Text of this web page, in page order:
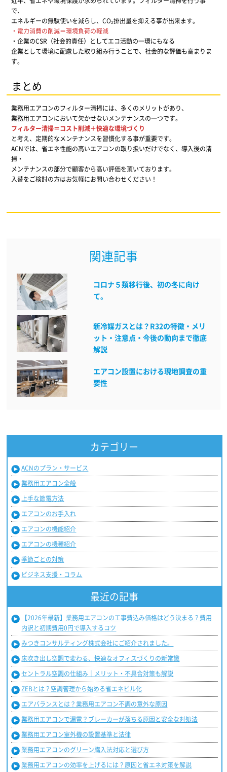
で、
エネルギーの無駄使いを減らし、CO₂排出量を抑える事が出来ます。
・電力消費の削減＝環境負荷の軽減
・企業のCSR（社会的責任）としてエコ活動の一環にもなる
企業として環境に配慮した取り組み行うことで、社会的な評価も高まりま
す。
まとめ
業務用エアコンのフィルター清掃には、多くのメリットがあり、
業務用エアコンにおいて欠かせないメンテナンスの一つです。
フィルター清掃＝コスト削減＋快適な環境づくり
と考え、定期的なメンテナンスを習慣化する事が重要です。
ACNでは、省エネ性能の高いエアコンの取り扱いだけでなく、導入後の清
掃・
メンテナンスの部分で顧客から高い評価を頂いております。
入替をご検討の方はお気軽にお問い合わせください！
関連記事
コロナ５類移行後、初の冬に向け
て。
新冷媒ガスとは？R32の特徴・メリ
ット・注意点・今後の動向まで徹底
解説
エアコン設置における現地調査の重
要性
カテゴリー
ACNのプラン・サービス
業務用エアコン全般
上手な節電方法
エアコンのお手入れ
エアコンの機能紹介
エアコンの機種紹介
季節ごとの対策
ビジネス支援・コラム
最近の記事
【2026年最新】業務用エアコンの工事費込み価格はどう決まる？費用
内訳と初期費用0円で導入するコツ
みつきコンサルティング株式会社にご紹介されました。
床吹き出し空調で変わる、快適なオフィスづくりの新常識
セントラル空調の仕組み｜メリット・不具合対策も解説
ZEBとは？空調管理から始める省エネビル化
エアバランスとは？業務用エアコン不調の意外な原因
業務用エアコンで漏電？ブレーカーが落ちる原因と安全な対処法
業務用エアコン室外機の設置基準と法律
業務用エアコンのグリーン購入法対応と選び方
業務用エアコンの効率を上げるには？原因と省エネ対策を解説